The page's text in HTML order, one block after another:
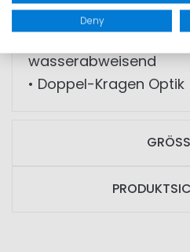
• High-Tech
• winddicht,
wasserabweisend
• Doppel-Kragen Optik
Deny